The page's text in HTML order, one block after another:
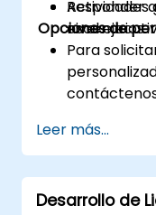
Responder
nivel
Actividades
escenarios.
Opciones de
Para
Leer más...
Desarrollo de